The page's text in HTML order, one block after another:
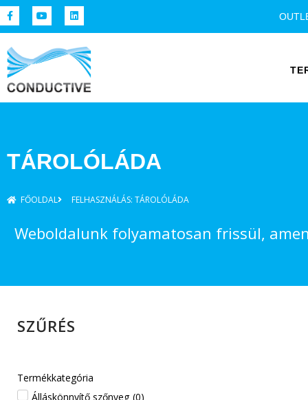
TÁROLÓLÁDA
FŐOLDAL FELHASZNÁLÁS: TÁROLÓLÁDA
Weboldalunk folyamatosan frissül,
SZŰRÉS
Termékkategória
Álláskönnyítő szőnyeg (0)